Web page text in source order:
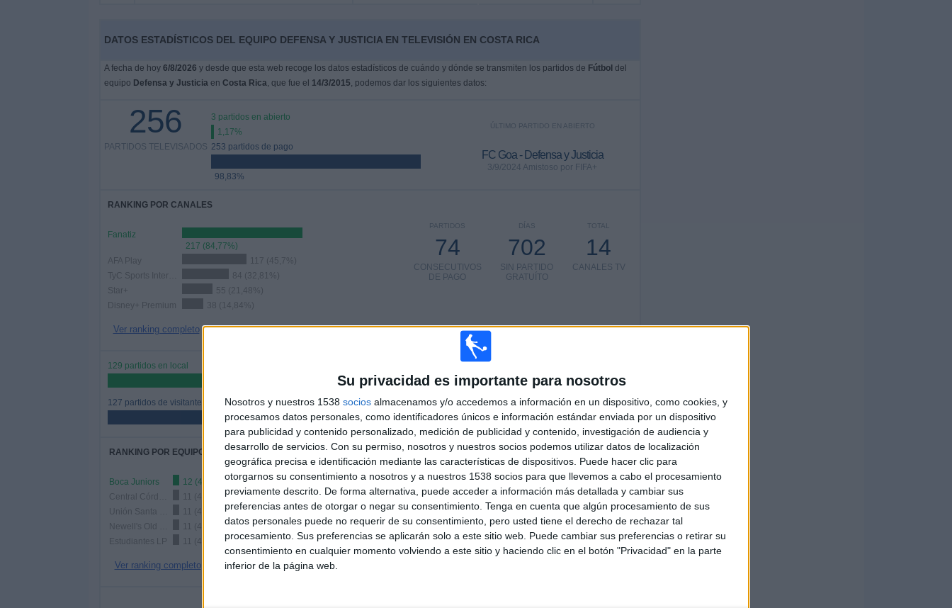
Su privacidad es importante para nosotros
Nosotros y nuestros 1538 socios almacenamos y/o accedemos a información en un dispositivo, como cookies, y
procesamos datos personales, como identificadores únicos e información estándar enviada por un dispositivo
para publicidad y contenido personalizado, medición de publicidad y contenido, investigación de audiencia y
desarrollo de servicios. Con su permiso, nosotros y nuestros socios podemos utilizar datos de localización
geográfica precisa e identificación mediante las características de dispositivos. Puede hacer clic para
otorgarnos su consentimiento a nosotros y a nuestros 1538 socios para que llevemos a cabo el procesamiento
previamente descrito. De forma alternativa, puede acceder a información más detallada y cambiar sus
preferencias antes de otorgar o negar su consentimiento. Tenga en cuenta que algún procesamiento de sus
datos personales puede no requerir de su consentimiento, pero usted tiene el derecho de rechazar tal
procesamiento. Sus preferencias se aplicarán solo a este sitio web. Puede cambiar sus preferencias o retirar su
consentimiento en cualquier momento volviendo a este sitio y haciendo clic en el botón "Privacidad" en la parte
inferior de la página web.
DATOS ESTADÍSTICOS DEL EQUIPO DEFENSA Y JUSTICIA EN TELEVISIÓN EN COSTA RICA
A fecha de hoy 6/8/2026 y desde que esta web recoge los datos estadísticos de cuándo y dónde se transmiten los partidos de Fútbol del
equipo Defensa y Justiciaen Costa Rica, que fue el 14/3/2015, podemos dar los siguientes datos:
256
PARTIDOS TELEVISADOS
3 partidos en abierto
1,17%
253 partidos de pago
98,83%
ÚLTIMO PARTIDO EN ABIERTO
FC Goa - Defensa y Justicia
3/9/2024 Amistoso por FIFA+
RANKING POR CANALES
Fanatiz
217 (84,77%)
AFA Play
117 (45,7%)
84 (32,81%)
Star+
55 (21,48%)
Disney+ Premium
38 (14,84%)
Ver ranking completo
TOTAL
14
CANALES TV
DÍAS
702
SIN PARTIDO
GRATUÍTO
PARTIDOS
74
CONSECUTIVOS
DE PAGO
129 partidos en local
127 partidos de visitante
49,61%
57
RIVALES
12
VS Boca
7
COMPETICIONES
RANKING POR EQUIPOS
Boca Juniors
12 (4,69%)
11 (4,3%)
11 (4,3%)
11 (4,3%)
Estudiantes LP
11 (4,3%)
Ver ranking completo
RANKING POR COMPETICIONES
Primera División Argentina
154 (60,16%)
Copa de la Liga Argentina
67 (26,17%)
Copa Sudamericana
17 (6,64%)
Copa Argentina
12 (4,69%)
Amistoso
3 (1,17%)